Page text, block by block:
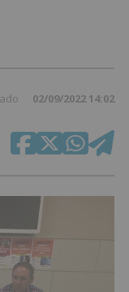
02/09/2022 14:02